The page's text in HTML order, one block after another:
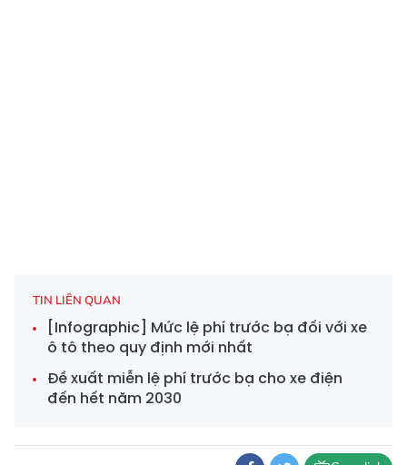
TIN LIÊN QUAN
[Infographic] Mức lệ phí trước bạ đối với xe
ô tô theo quy định mới nhất
Đề xuất miễn lệ phí trước bạ cho xe điện
đến hết năm 2030